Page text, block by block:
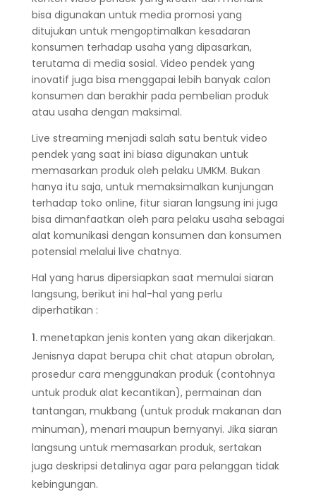
bisa digunakan untuk media promosi yang
ditujukan untuk mengoptimalkan kesadaran
konsumen terhadap usaha yang dipasarkan,
terutama di media sosial. Video pendek yang
inovatif juga bisa menggapai lebih banyak calon
konsumen dan berakhir pada pembelian produk
atau usaha dengan maksimal.
Live streaming menjadi salah satu bentuk video
pendek yang saat ini biasa digunakan untuk
memasarkan produk oleh pelaku UMKM. Bukan
hanya itu saja, untuk memaksimalkan kunjungan
terhadap toko online, fitur siaran langsung ini juga
bisa dimanfaatkan oleh para pelaku usaha sebagai
alat komunikasi dengan konsumen dan konsumen
potensial melalui live chatnya.
Hal yang harus dipersiapkan saat memulai siaran
langsung, berikut ini hal-hal yang perlu
diperhatikan :
menetapkan jenis konten yang akan dikerjakan.
Jenisnya dapat berupa chit chat atapun obrolan,
prosedur cara menggunakan produk (contohnya
untuk produk alat kecantikan), permainan dan
tantangan, mukbang (untuk produk makanan dan
minuman), menari maupun bernyanyi. Jika siaran
langsung untuk memasarkan produk, sertakan
juga deskripsi detalinya agar para pelanggan tidak
kebingungan.